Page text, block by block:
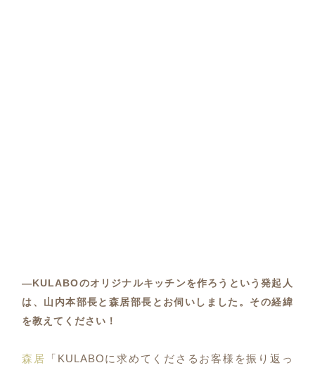
―KULABOのオリジナルキッチンを作ろうという発起人
は、山内本部長と森居部長とお伺いしました。その経緯
を教えてください！
森居
「KULABOに求めてくださるお客様を振り返っ